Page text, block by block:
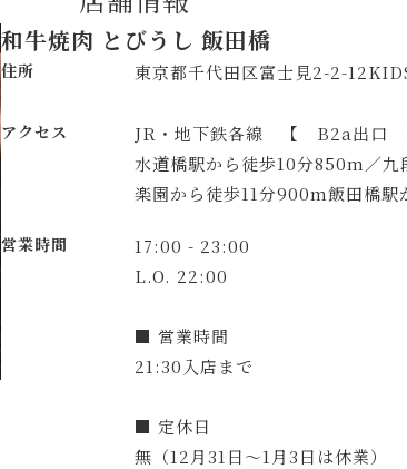
和牛焼肉 とびうし 飯田橋
住所 東京都千代田区富士見2-2-
アクセス
JR・地下鉄各線 【 B2a出
水道橋駅から徒歩10分850m／
楽園から徒歩11分900m飯田橋駅
営業時間
17:00 - 23:00
L.O. 22:00
■ 営業時間
21:30入店まで
■ 定休日
無（12月31日～1月3日は休業）